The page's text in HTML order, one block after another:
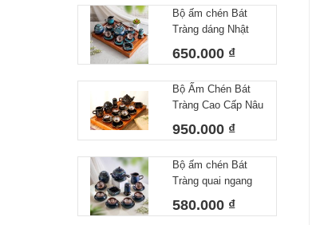
Bộ ấm chén Bát
Tràng dáng Nhật
650.000 ₫
Bộ Ấm Chén Bát
Tràng Cao Cấp Nâu
Chóp Vẽ Thuận
Dung Tích 400ml
950.000 ₫
Bộ ấm chén Bát
Tràng quai ngang
580.000 ₫